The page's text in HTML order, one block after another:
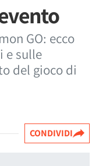
GO: ecco
e sulle
del gioco di
CONDIVIDI